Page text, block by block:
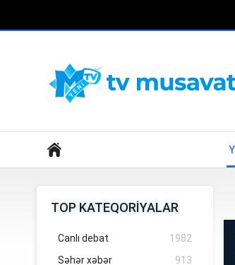
TOP KATEQORİYALAR
Canlı debat
1982
Səhər xəbər
913